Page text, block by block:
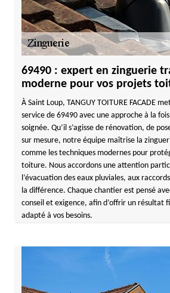
69490 : expert en zinguerie
moderne pour vos projets
À Saint Loup, TANGUY TOITURE FACADE
service de 69490 avec une approche à la
soignée. Qu’il s’agisse de rénovation, de
sur mesure, notre équipe maîtrise la
comme les techniques modernes pour
toiture. Nous accordons une attention
l’évacuation des eaux pluviales, aux
la différence. Chaque chantier est pensé
conseil et exigence, afin d’offrir un résultat
adapté à vos besoins.